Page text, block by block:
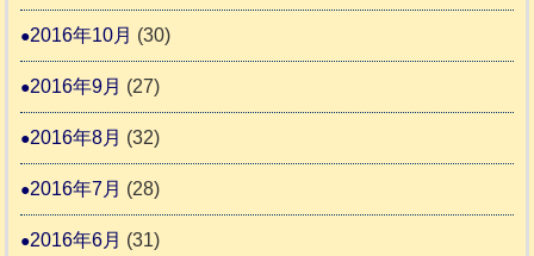
2016年10月 (30)
2016年9月 (27)
2016年8月 (32)
2016年7月 (28)
2016年6月 (31)